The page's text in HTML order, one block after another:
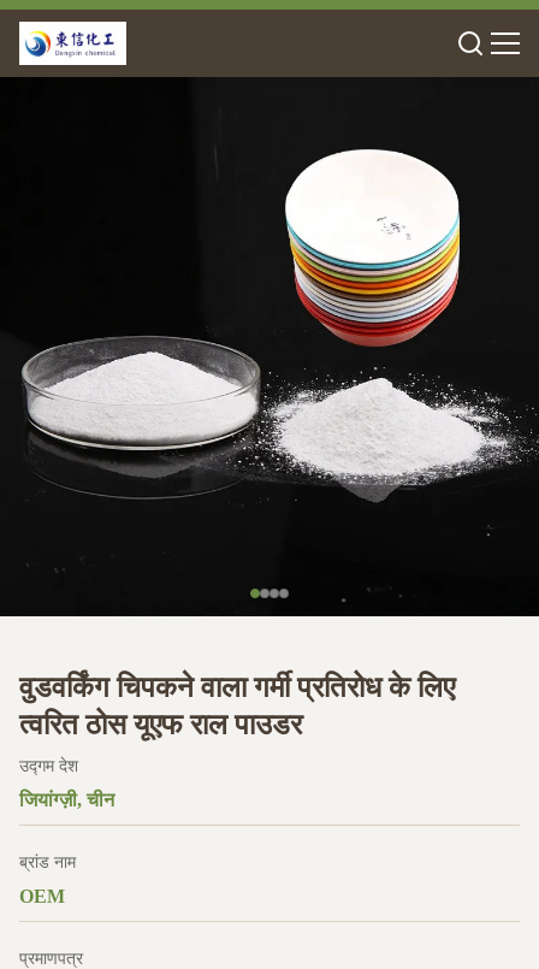
वुडवर्किंग चिपकने वाला गर्मी प्रतिरोध के लिए
त्वरित ठोस यूएफ राल पाउडर
उद्गम देश
जियांग्ज़ी, चीन
ब्रांड नाम
OEM
प्रमाणपत्र